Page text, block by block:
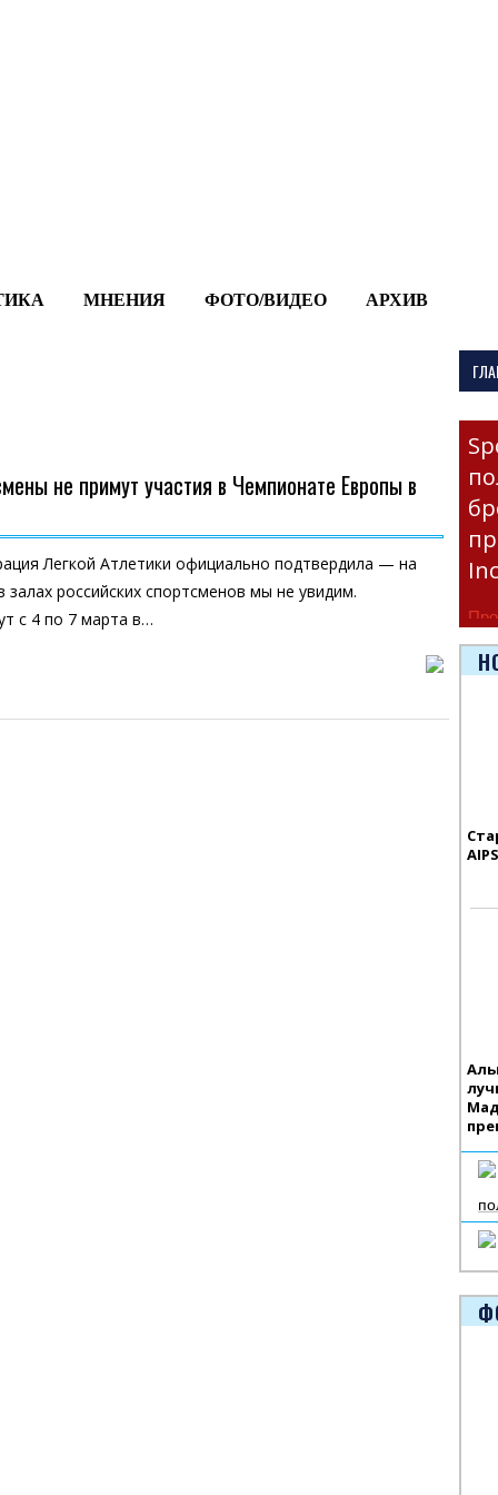
МНЕНИЯ ФОТО/ВИДЕО АРХИВ
не примут участия в Чемпионате Европы в
Легкой Атлетики официально подтвердила — на
российских спортсменов мы не увидим.
с 4 по 7 марта в…